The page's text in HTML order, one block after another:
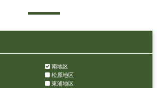
南地区
松原地区
東浦地区